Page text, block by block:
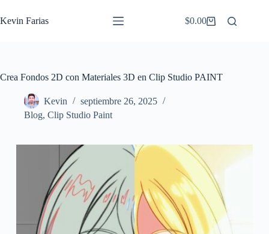
al
contenido
Kevin Farias
Carro
$0.00
Crea Fondos 2D con Materiales 3D en Clip Studio PAINT
Kevin
septiembre 26, 2025
Blog, Clip Studio Paint